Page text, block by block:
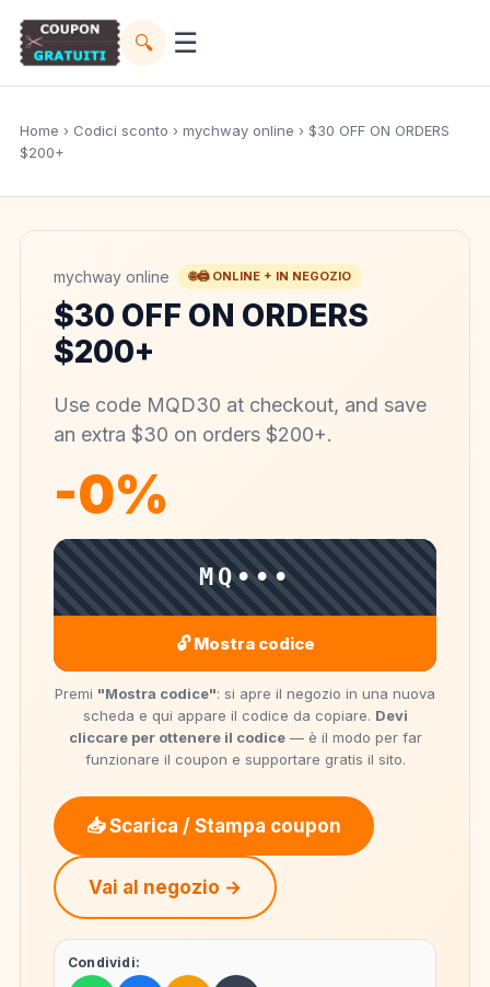
🔍 ☰
Home › Codici sconto › mychway online › $30 OFF ON ORDERS
$200+
mychway online 🌐🖨️ ONLINE + IN NEGOZIO
$30 OFF ON ORDERS
$200+
Use code MQD30 at checkout, and save
an extra $30 on orders $200+.
-0%
MQ•••
🔓 Mostra codice
Premi "Mostra codice": si apre il negozio in una nuova
scheda e qui appare il codice da copiare. Devi
cliccare per ottenere il codice— è il modo per far
funzionare il coupon e supportare gratis il sito.
📥 Scarica / Stampa coupon
Vai al negozio →
Condividi: